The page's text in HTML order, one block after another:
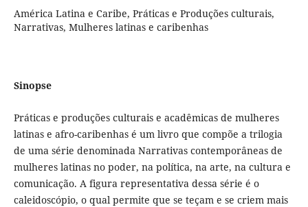
América Latina e Caribe, Práticas e Produções culturais,
Narrativas, Mulheres latinas e caribenhas
Sinopse
Práticas e produções culturais e acadêmicas de mulheres
latinas e afro-caribenhas é um livro que compõe a trilogia
de uma série denominada Narrativas contemporâneas de
mulheres latinas no poder, na política, na arte, na cultura e
comunicação. A figura representativa dessa série é o
caleidoscópio, o qual permite que se teçam e se criem mais